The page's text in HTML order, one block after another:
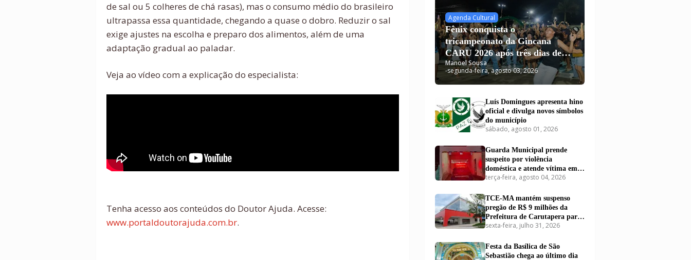
de sal ou 5 colheres de chá rasas), mas o consumo médio do brasileiro
ultrapassa essa quantidade, chegando a quase o dobro. Reduzir o sal
exige ajustes na escolha e preparo dos alimentos, além de uma
adaptação gradual ao paladar.
Veja ao vídeo com a explicação do especialista:
Tenha acesso aos conteúdos do Doutor Ajuda. Acesse:
www.portaldoutorajuda.com.br.
Agenda Cultural
Fênix conquista o
tricampeonato da Gincana
CARU 2026 após três dias de
disputas em Carutapera
Manoel Sousa
-segunda-feira, agosto 03, 2026
Luís Domingues apresenta hino
oficial e divulga novos símbolos
do município
sábado, agosto 01, 2026
Guarda Municipal prende
suspeito por violência
doméstica e atende vítima em
Carutapera
terça-feira, agosto 04, 2026
TCE-MA mantém suspenso
pregão de R$ 9 milhões da
Prefeitura de Carutapera para
compra de kits educacionais
sexta-feira, julho 31, 2026
Festa da Basílica de São
Sebastião chega ao último dia